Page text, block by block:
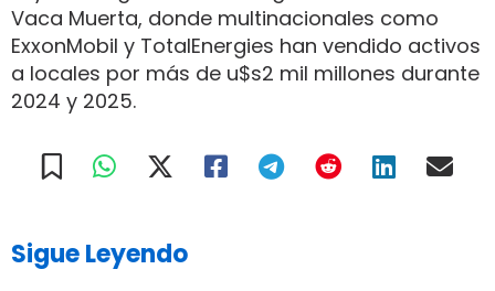
Vaca Muerta, donde multinacionales como
ExxonMobil y TotalEnergies han vendido activos
a locales por más de u$s2 mil millones durante
2024 y 2025.
Sigue Leyendo